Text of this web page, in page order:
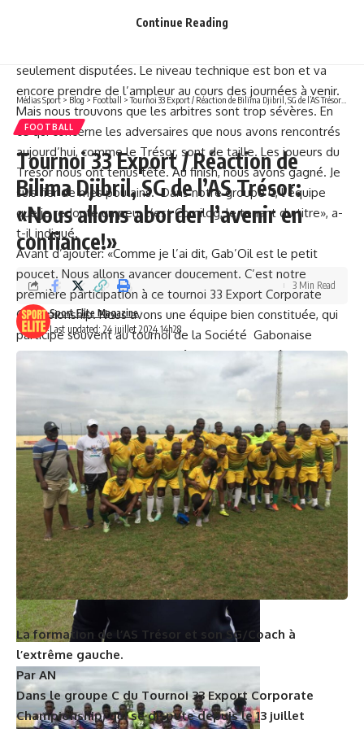
seulement disputées. Le niveau technique est bon et va
encore prendre de l’ampleur au cours des journées à venir.
Mais nous trouvons que les arbitres sont trop sévères. En
ce qui concerne les adversaires que nous avons rencontrés
aujourd’hui, comme le Trésor, sont de taille. Les joueurs du
Trésor nous ont tenus tête. Au finish, nous avons gagné. Je
suis fier de mes poulains. Dans notre groupe C, l’équipe
que je redoute un peu, c’est Comilog, le tenant du titre», a-
t-il indiqué.
Avant d’ajouter: «Comme je l’ai dit, Gab’Oil est le petit
poucet. Nous allons avancer doucement. C’est notre
première participation à ce tournoi 33 Export Corporate
Championship. Nous avons une équipe bien constituée, qui
participe souvent au tournoi de la Société Gabonaise
d’Entreposage des Produits Pétroliers (SGEPP) à Owendo»,
Continue Reading
Médias Sport > Blog > Football >Tournoi 33 Export / Réaction de Bilima Djibril, SG de l’AS Trésor: «Nous allons aborder l’avenir en confiance!»
FOOTBALL
Tournoi 33 Export / Réaction de
Bilima Djibril, SG de l’AS Trésor:
«Nous allons aborder l’avenir en
confiance!»
Last updated: 24 juillet 2024 14h28
Sport Elite Magazine
3 Min Read
La formation de l’AS Trésor et son SG/Coach à
l’extrême gauche.
Par AN
Dans le groupe C du Tournoi 33 Export Corporate
Championship, qui se dispute depuis le 13 juillet